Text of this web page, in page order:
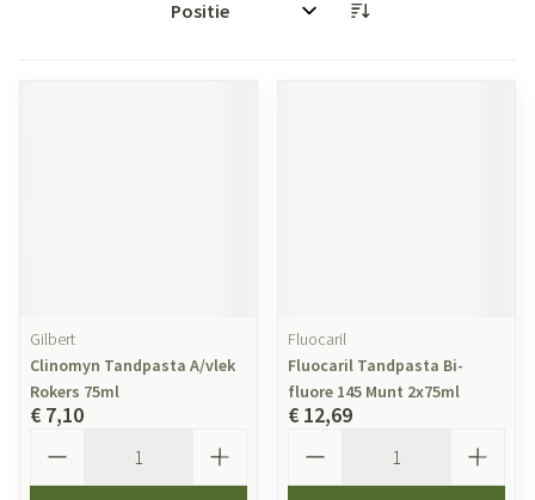
Sorteer op:
Gilbert
Clinomyn Tandpasta A/vlek
Rokers 75ml
€ 7,10
Fluocaril
Fluocaril Tandpasta Bi-
fluore 145 Munt 2x75ml
€ 12,69